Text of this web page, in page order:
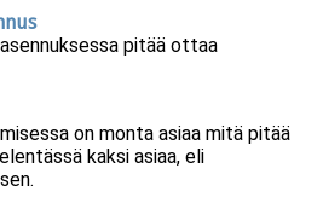
pitää ottaa
on monta asiaa mitä pitää
kaksi asiaa, eli